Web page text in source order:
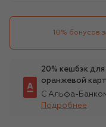
10% бонусов
20% кешбэк
оранжевой
С Альфа-
Подробнее